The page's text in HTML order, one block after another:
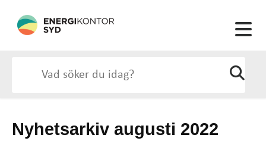
Nyhetsarkiv augusti 2022